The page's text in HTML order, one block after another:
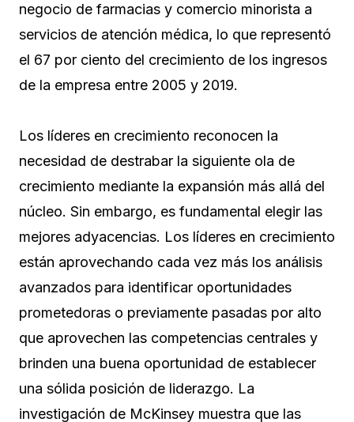
negocio de farmacias y comercio minorista a
servicios de atención médica, lo que representó
el 67 por ciento del crecimiento de los ingresos
de la empresa entre 2005 y 2019.
Los líderes en crecimiento reconocen la
necesidad de destrabar la siguiente ola de
crecimiento mediante la expansión más allá del
núcleo. Sin embargo, es fundamental elegir las
mejores adyacencias. Los líderes en crecimiento
están aprovechando cada vez más los análisis
avanzados para identificar oportunidades
prometedoras o previamente pasadas por alto
que aprovechen las competencias centrales y
brinden una buena oportunidad de establecer
una sólida posición de liderazgo. La
investigación de McKinsey muestra que las